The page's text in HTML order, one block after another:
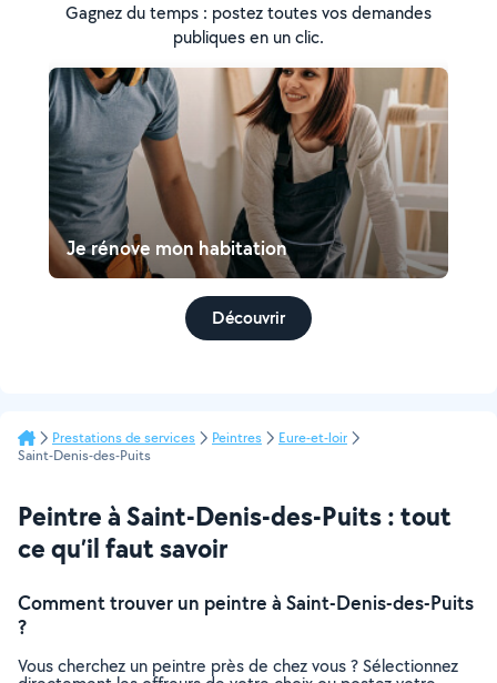
Gagnez du temps : postez toutes vos demandes
publiques en un clic.
Je rénove mon habitation
Découvrir
Prestations de services Peintres
Eure-et-loir
Saint-Denis-des-Puits
Peintre à Saint-Denis-des-Puits : tout
ce qu’il faut savoir
Comment trouver un peintre à Saint-Denis-des-Puits
?
Vous cherchez un peintre près de chez vous ? Sélectionnez